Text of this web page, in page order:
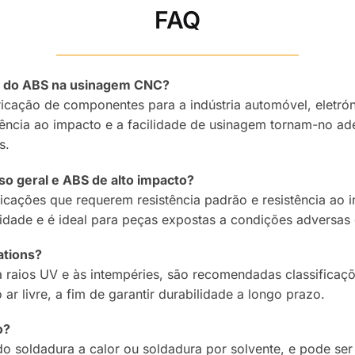
FAQ
ABS na usinagem CNC?
de componentes para a indústria automóvel,
ao impacto e a facilidade de usinagem tornam-no
geral e ABS de alto impacto?
que requerem resistência padrão e resistência ao
e é ideal para peças expostas a condições adversas
raios UV e às intempéries, são recomendadas
ar livre, a fim de garantir durabilidade a longo prazo.
soldadura a calor ou soldadura por solvente, e pode